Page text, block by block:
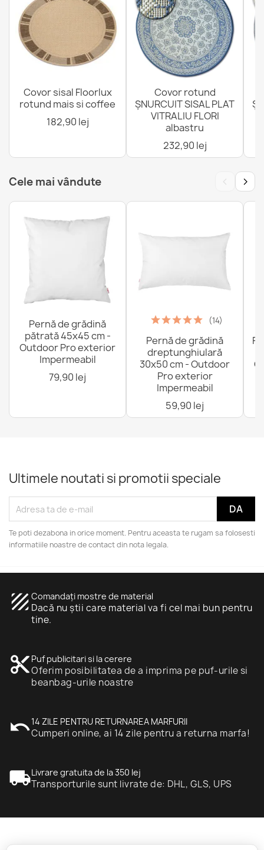
Covor sisal Floorlux
rotund mais si coffee
182,90 lej
Covor rotund
ȘNURCUIT SISAL PLAT
VITRALIU FLORI
albastru
232,90 lej
Cele mai vândute ‹ ›
Pernă de grădină
pătrată 45x45 cm -
Outdoor Pro exterior
Impermeabil
79,90 lej
(14)
Pernă de grădină
dreptunghiulară
30x50 cm - Outdoor
Pro exterior
Impermeabil
59,90 lej
Ultimele noutati si promotii speciale
Te poti dezabona in orice moment. Pentru aceasta te rugam sa folosesti
informatiile noastre de contact din nota legala.
texture Comandați mostre de material
Dacă nu știi care material va fi cel mai bun pentru
tine.
content_cut Puf publicitari si la cerere
Oferim posibilitatea de a imprima pe puf-urile si
beanbag-urile noastre
undo14 ZILE PENTRU RETURNAREA MARFURII
Cumperi online, ai 14 zile pentru a returna marfa!
local_shippingLivrare gratuita de la 350 lej
Transporturile sunt livrate de: DHL, GLS, UPS